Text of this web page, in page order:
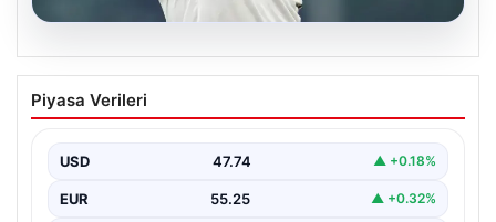
Romelu Lukaku’dan Süper Lig’e Sıcak
Mesaj: Fenerbahçe ve Beşiktaş’a Teklif
Avrupa’nın önemli golcülerinden Romelu Lukaku’nun
çıkıyor.…
Piyasa Verileri
USD 47.74 ▲ +0.18%
EUR 55.25 ▲ +0.32%